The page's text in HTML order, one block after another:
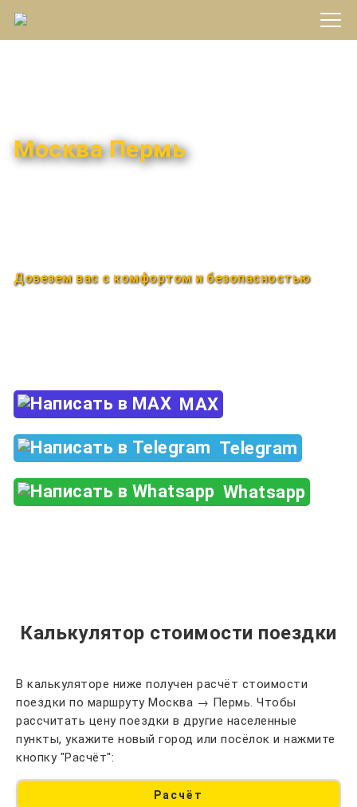
Москва Пермь
Довезем вас с комфортом и безопасностью
MAX
Telegram
Whatsapp
Калькулятор стоимости поездки
В калькуляторе ниже получен расчёт стоимости
поездки по маршруту Москва → Пермь. Чтобы
рассчитать цену поездки в другие населенные
пункты, укажите новый город или посёлок и нажмите
кнопку "Расчёт":
Расчёт